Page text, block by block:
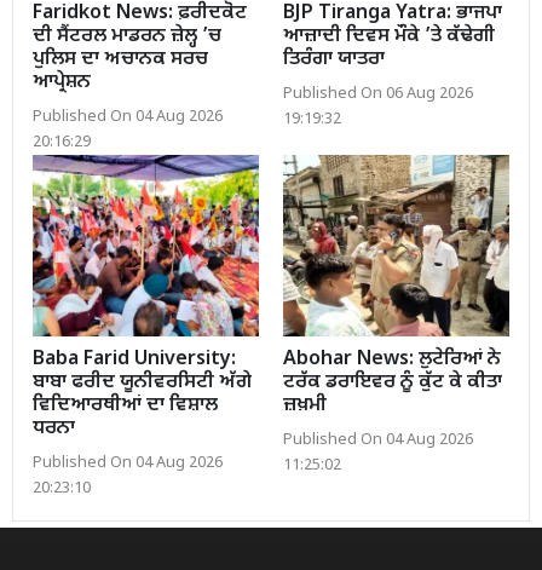
Faridkot News: ਫ਼ਰੀਦਕੋਟ
ਦੀ ਸੈਂਟਰਲ ਮਾਡਰਨ ਜ਼ੇਲ੍ਹ ’ਚ
ਪੁਲਿਸ ਦਾ ਅਚਾਨਕ ਸਰਚ
ਆਪ੍ਰੇਸ਼ਨ
Published On 04 Aug 2026
20:16:29
BJP Tiranga Yatra: ਭਾਜਪਾ
ਆਜ਼ਾਦੀ ਦਿਵਸ ਮੌਕੇ ’ਤੇ ਕੱਢੇਗੀ
ਤਿਰੰਗਾ ਯਾਤਰਾ
Published On 06 Aug 2026
19:19:32
Baba Farid University:
ਬਾਬਾ ਫਰੀਦ ਯੂਨੀਵਰਸਿਟੀ ਅੱਗੇ
ਵਿਦਿਆਰਥੀਆਂ ਦਾ ਵਿਸ਼ਾਲ
ਧਰਨਾ
Published On 04 Aug 2026
20:23:10
Abohar News: ਲੁਟੇਰਿਆਂ ਨੇ
ਟਰੱਕ ਡਰਾਇਵਰ ਨੂੰ ਕੁੱਟ ਕੇ ਕੀਤਾ
ਜ਼ਖ਼ਮੀ
Published On 04 Aug 2026
11:25:02